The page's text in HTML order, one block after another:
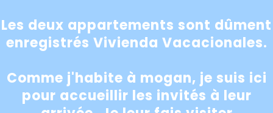
Les deux appartements sont dûment
enregistrés Vivienda Vacacionales.
Comme j'habite à mogan, je suis ici
pour accueillir les invités à leur